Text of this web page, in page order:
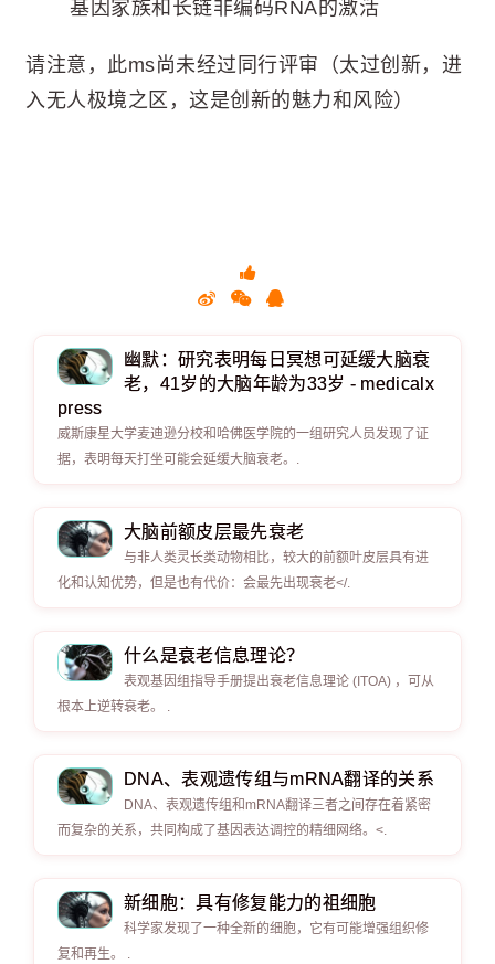
基因家族和长链非编码RNA的激活
请注意，此ms尚未经过同行评审（太过创新，进
入无人极境之区，这是创新的魅力和风险）
幽默：研究表明每日冥想可延缓大脑衰
老，41岁的大脑年龄为33岁 - medicalx
press
威斯康星大学麦迪逊分校和哈佛医学院的一组研究人员发现了证
据，表明每天打坐可能会延缓大脑衰老。.
大脑前额皮层最先衰老
与非人类灵长类动物相比，较大的前额叶皮层具有进
化和认知优势，但是也有代价：会最先出现衰老</.
什么是衰老信息理论？
表观基因组指导手册提出衰老信息理论 (ITOA) ，可从
根本上逆转衰老。 .
DNA、表观遗传组与mRNA翻译的关系
DNA、表观遗传组和mRNA翻译三者之间存在着紧密
而复杂的关系，共同构成了基因表达调控的精细网络。<.
新细胞：具有修复能力的祖细胞
科学家发现了一种全新的细胞，它有可能增强组织修
复和再生。 .